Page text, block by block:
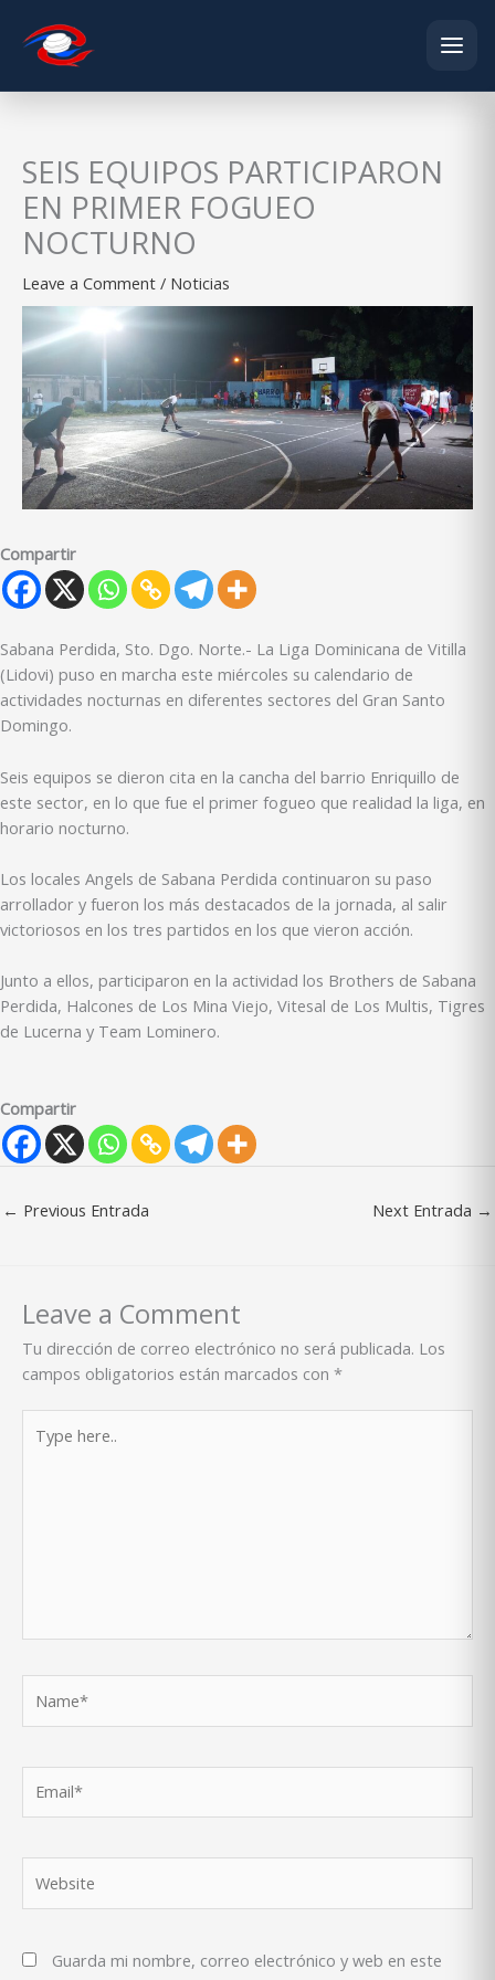
SEIS EQUIPOS PARTICIPARON
EN PRIMER FOGUEO
NOCTURNO
Leave a Comment / Noticias
Compartir
Sabana Perdida, Sto. Dgo. Norte.- La Liga Dominicana de Vitilla
(Lidovi) puso en marcha este miércoles su calendario de
actividades nocturnas en diferentes sectores del Gran Santo
Domingo.
Seis equipos se dieron cita en la cancha del barrio Enriquillo de
este sector, en lo que fue el primer fogueo que realidad la liga, en
horario nocturno.
Los locales Angels de Sabana Perdida continuaron su paso
arrollador y fueron los más destacados de la jornada, al salir
victoriosos en los tres partidos en los que vieron acción.
Junto a ellos, participaron en la actividad los Brothers de Sabana
Perdida, Halcones de Los Mina Viejo, Vitesal de Los Multis, Tigres
de Lucerna y Team Lominero.
Compartir
← Previous Entrada Next Entrada →
Leave a Comment
Tu dirección de correo electrónico no será publicada. Los
campos obligatorios están marcados con *
here..
Guarda mi nombre, correo electrónico y web en este